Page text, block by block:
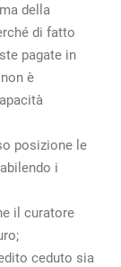
della
di fatto
pagate in
è
posizione le
i
il curatore
ceduto sia